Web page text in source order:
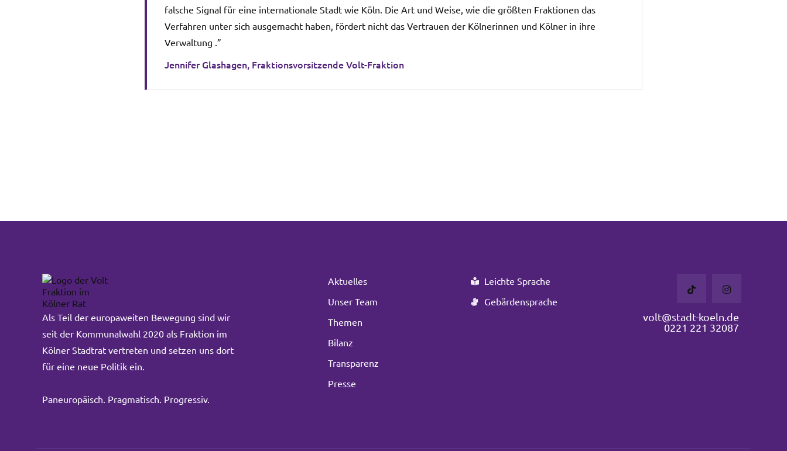
falsche Signal für eine internationale Stadt wie Köln. Die Art und Weise, wie die größten Fraktionen das
Verfahren unter sich ausgemacht haben, fördert nicht das Vertrauen der Kölnerinnen und Kölner in ihre
Verwaltung .”
Jennifer Glashagen, Fraktionsvorsitzende Volt-Fraktion
Als Teil der europaweiten Bewegung sind wir
seit der Kommunalwahl 2020 als Fraktion im
Kölner Stadtrat vertreten und setzen uns dort
für eine neue Politik ein.
Paneuropäisch. Pragmatisch. Progressiv.
Aktuelles
Unser Team
Themen
Bilanz
Transparenz
Presse
Leichte Sprache
Gebärdensprache
volt@stadt-koeln.de
0221 221 32087